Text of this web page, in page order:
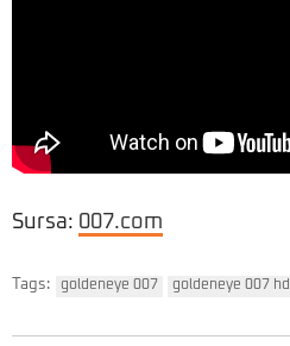
Sursa: 007.com
Tags: goldeneye 007 goldeneye 007 hd